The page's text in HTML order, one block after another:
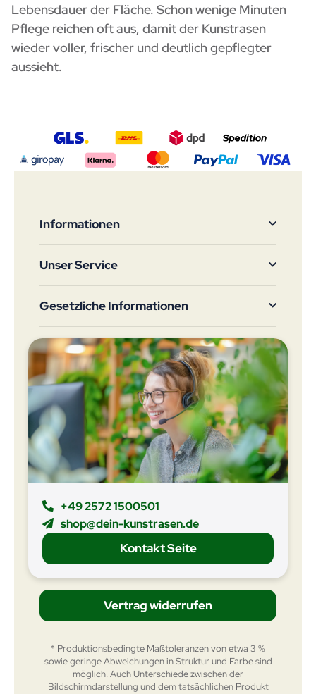
Lebensdauer der Fläche. Schon wenige Minuten
Pflege reichen oft aus, damit der Kunstrasen
wieder voller, frischer und deutlich gepflegter
aussieht.
Informationen
Unser Service
Gesetzliche Informationen
+49 2572 1500501
shop@dein-kunstrasen.de
Kontakt Seite
Vertrag widerrufen
* Produktionsbedingte Maßtoleranzen von etwa 3 %
sowie geringe Abweichungen in Struktur und Farbe sind
möglich. Auch Unterschiede zwischen der
Bildschirmdarstellung und dem tatsächlichen Produkt